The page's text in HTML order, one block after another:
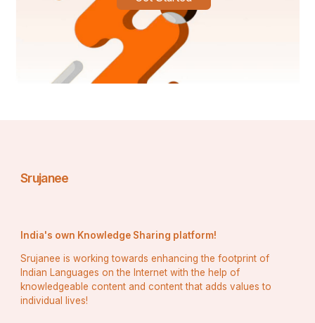
#श्रीमद्भगवद्गीता_का_यथार्थ_ज्ञान
#श्रीमद्भागवतगीता
#श्रीमद्भागवत
#श्रीमद्भगवद्गीताविनायकपुरसमिति
Srujanee
India's own Knowledge Sharing platform!
Srujanee is working towards enhancing the footprint of
Indian Languages on the Internet with the help of
knowledgeable content and content that adds values to
individual lives!